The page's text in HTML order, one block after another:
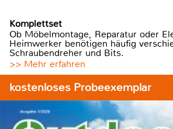
Komplettset
Ob Möbelmontage, Reparatur oder
Heimwerker benötigen häufig
Schraubendreher und Bits.
>> Mehr erfahren
kostenloses Probeexemplar